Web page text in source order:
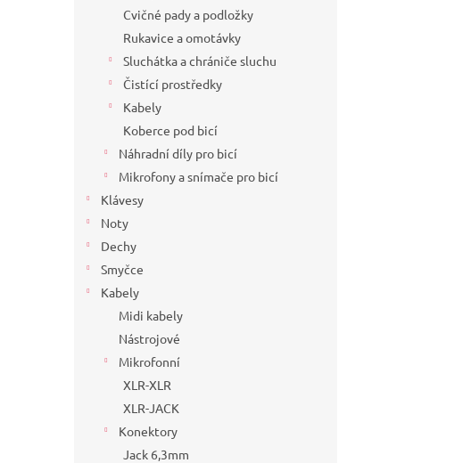
Cvičné pady a podložky
Rukavice a omotávky
Sluchátka a chrániče sluchu
Čistící prostředky
Kabely
Koberce pod bicí
Náhradní díly pro bicí
Mikrofony a snímače pro bicí
Klávesy
Noty
Dechy
Smyčce
Kabely
Midi kabely
Nástrojové
Mikrofonní
XLR-XLR
XLR-JACK
Konektory
Jack 6,3mm